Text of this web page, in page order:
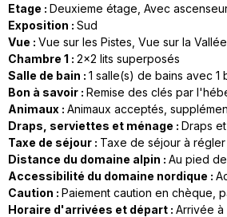
Etage : Deuxieme étage Avec
Exposition : Sud
Vue : Vue sur les Pistes Vue sur la Vallée
Chambre 1 : 2x2 lits superposés
Salle de bain : 1 salle(s) de bains avec 1
Bon à savoir : Remise des clés par
Animaux : Animaux acceptés
Draps, serviettes et ménage : Draps
Taxe de séjour : Taxe de séjour à
Distance du domaine alpin : Au pied
Accessibilité du domaine nordique :
Caution : Paiement caution en chèque
Horaire d'arrivées et départ : Arrivée à